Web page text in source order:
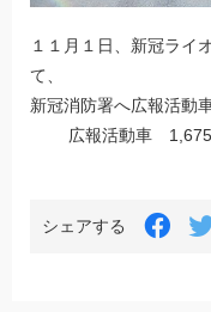
１１月１日、新冠ライ
て、
新冠消防署へ広報活動
広報活動車
シェアする